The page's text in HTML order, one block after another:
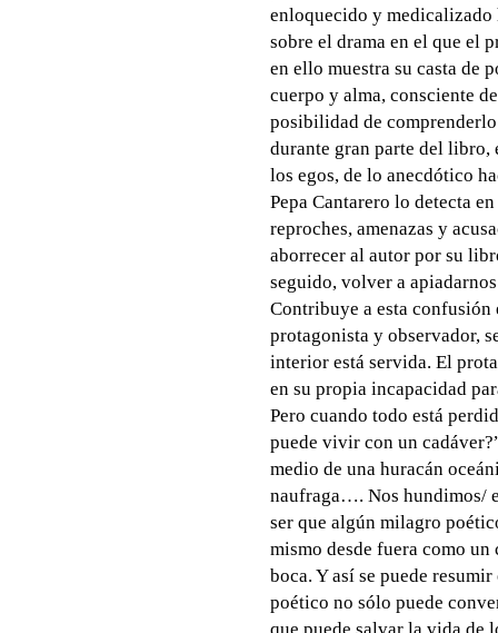
enloquecido y medicalizado
sobre el drama en el que el
en ello muestra su casta de
cuerpo y alma, consciente
posibilidad de
durante gran parte del
los egos, de lo anecdótico
Pepa Cantarero lo detecta
reproches, amenazas y
aborrecer al autor por su
seguido, volver a
Contribuye a esta
protagonista y observador,
interior está servida. El
en su propia incapacidad
Pero cuando todo está
puede vivir con un
medio de una huracán
naufraga…. Nos hundimos/
ser que algún milagro
mismo desde fuera como
boca. Y así se puede
poético no sólo puede